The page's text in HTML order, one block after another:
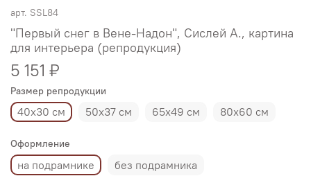
арт. SSL84
"Первый снег в Вене-Надон", Сислей А., картина
для интерьера (репродукция)
5 151 ₽
Размер репродукции
40х30 см 50х37 см 65х49 см 80х60 см
Оформление
на подрамнике без подрамника